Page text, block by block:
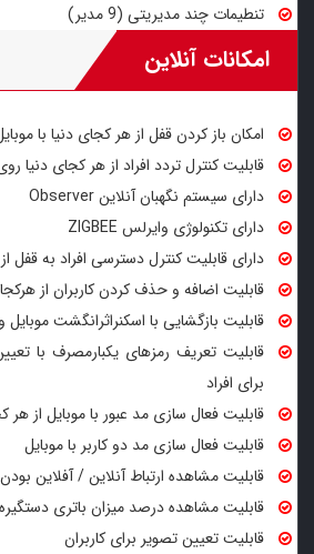
تنطیمات چند مدیریتی (9 مدیر)
امکانات آنلاین
امکان باز کردن قفل از هر کجای دنیا با موبایل
قابلیت کنترل تردد افراد از هر کجای دنیا روی
دارای سیستم نگهبان آنلاین Observer
دارای تکنولوژی وایرلس ZIGBEE
دارای قابلیت کنترل دسترسی افراد به قفل از
قابلیت اضافه و حذف کردن کاربران از هرکجای
قابلیت بازگشایی با اسکنراثرانگشت موبایل و یا FACE ID و یا Pattern
قابلیت تعریف رمزهای یکبارمصرف با تعیین
برای افراد
قابلیت فعال سازی مد عبور با موبایل از هر
قابلیت فعال سازی مد دو کاربر با موبایل
قابلیت مشاهده ارتباط آنلاین / آفلاین بودن
قابلیت مشاهده درصد میزان باتری دستگیره
قابلیت تعیین تصویر برای کاربران